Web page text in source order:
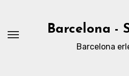
springen
Barcelona -
Barcelona